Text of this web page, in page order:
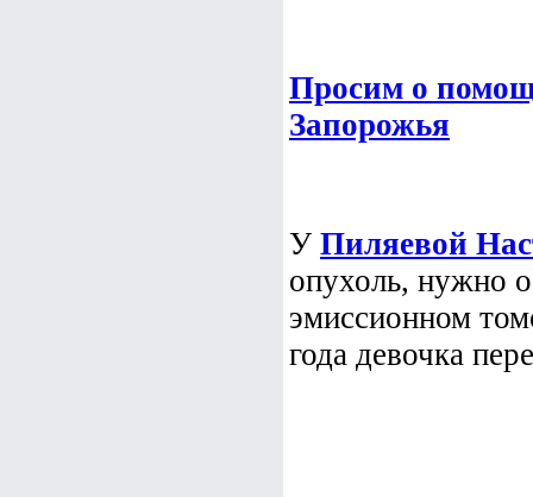
Просим о
Запорожья
У Пиляевой
опухоль, нужно
эмиссионном
года девочка